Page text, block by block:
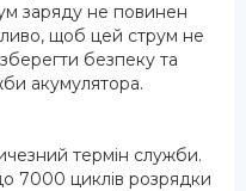
заряду не повинен
щоб цей струм не
безпеку та
акумулятора.
термін служби.
7000 циклів розрядки